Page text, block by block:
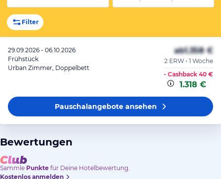
Filter
29.09.2026 - 06.10.2026
Frühstück
Urban Zimmer, Doppelbett
ab1.358 €
2 ERW • 1 Woche
- Cashback 40 €
1.318 €
Pauschalangeboteansehen
Bewertungen
Sammle Punkte für Deine Hotelbewertung.
Kostenlos anmelden